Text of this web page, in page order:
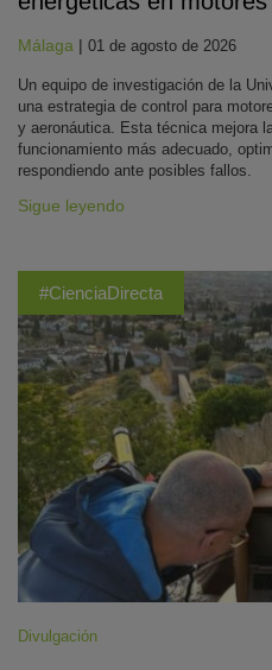
Málaga | 01 de agosto de 2026
Un equipo de investigación de la
una estrategia de control para
y aeronáutica. Esta técnica mejora
funcionamiento más adecuado,
respondiendo ante posibles fallos.
Sigue leyendo
#CienciaDirecta
Divulgación